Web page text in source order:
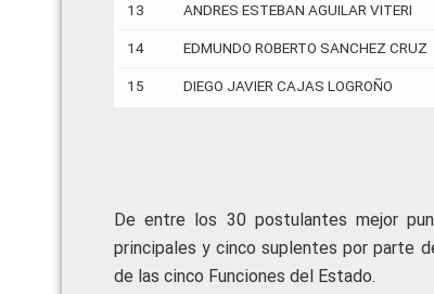
13 ANDRES ESTEBAN AGUILAR VITERI
14 EDMUNDO ROBERTO SANCHEZ CRUZ
15 DIEGO JAVIER CAJAS LOGROÑO
De entre los 30 postulantes mejor
principales y cinco suplentes por parte
de las cinco Funciones del Estado.